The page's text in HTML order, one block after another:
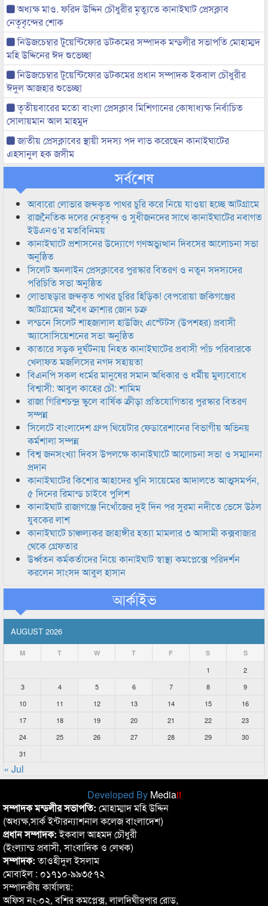
অধ্যক্ষ মাও. ফরিদ উদ্দিন চৌধুরীর মৃত্যুতে কানাইঘাট প্রেসক্লাব
নেতৃবৃন্দের শোক
নিউজচেম্বার টুয়েন্টিফোর ডটকমের সম্পাদক মন্ডলীর সভাপতি মোহাম্মদ
মহি উদ্দিনের ঈদ শুভেচ্ছা
নিউজচেম্বার টুয়েন্টিফোর ডটকমের প্রধান সম্পাদক ইকবাল চৌধুরীর
ঈদুল আজহার শুভেচ্ছা
তৃতীয়বারের মতো বাংলা প্রেসক্লাব মিশিগানের কোষাধ্যক্ষ নির্বাচিত
সোলায়মান আল মাহমুদ
জাতীয় প্রেসক্লাবের স্থায়ী সদস্য পদ লাভ করেছেন কানাইঘাটের
এহসানুল হক জসীম
সর্বশেষ
আবারো লোভার জব্দকৃত পাথর চুরি করে নিয়ে যাওয়া হচ্ছে আটগ্রামে
রাজনৈতিক দলের নেতৃবৃন্দ ও সুধীজনদের সাথে কানাইঘাটের নবাগত
ইউএনও’র মতবিনিময়
কানাইঘাটে প্রশাসনের উদ্যোগে গণঅভ্যুত্থান দিবসের আলোচনা সভা
অনুষ্ঠিত
সিলেট অনলাইন প্রেসক্লাবের পুরস্কার বিতরণ ও নতুন সদস্যদের
পরিচিতি সভা অনুষ্ঠিত
লোভাছড়ার জব্দকৃত পাথর চুরির হিড়িক! বেপরোয়া জকিগঞ্জের
আটগ্রামের অবৈধ ক্রাশার জোন চক্র
লন্ডনে সিলেট শাহজালাল হাউজিং এস্টেটস (উপশহর) প্রবাসী
অ্যাসোসিয়েশনের সভা অনুষ্ঠিত
কাতারে সড়ক দুর্ঘটনায় নিহত কানাইঘাটের প্রবাসী পাঁচ পরিবারকে
খেলাফত মজলিসের নগদ সহায়তা
বিএনপি সকল ধর্মের মানুষের সমান অধিকার ও ধর্মীয় মুল্যবোধে
বিশ্বাসী: আবুল কাহের চৌ: শামিম
রাজা গিরিশচন্দ্র স্কুলে বার্ষিক ক্রীড়া প্রতিযোগিতার পুরস্কার বিতরণ
সম্পন্ন
সিলেটে বাংলাদেশ গ্রুপ থিয়েটার ফেডারেশানের বিভাগীয় অভিনয়
কর্মশালা সম্পন্ন
বিশ্ব জনসংখ্যা দিবস উপলক্ষে কানাইঘাটে আলোচনা সভা ও সম্মাননা
প্রদান
কানাইঘাটের কিশোর আহাদের খুনি সায়েমের আদালতে আত্মসমর্পন,
৫ দিনের রিমান্ড চাইবে পুলিশ
কানাইঘাট রাজাগঞ্জে নিখোঁজের দুই দিন পর সুরমা নদীতে ভেসে উঠল
যুবকের লাশ
কানাইঘাটে চাঞ্চল্যকর জাহাঙ্গীর হত্যা মামলার ৩ আসামী কক্সবাজার
থেকে গ্রেফতার
উর্ধ্বতন কর্মকর্তাদের নিয়ে কানাইঘাট স্বাস্থ্য কমপ্লেক্সে পরিদর্শন
করলেন সাংসদ আবুল হাসান
আর্কাইভ
AUGUST 2026
M T W T F S S
1
2
3
4 5 6 7 8
9
10
11 12 13 14 15
16
17
18 19 20 21 22
23
24
25 26 27 28 29
30
31
« Jul
Developed By Mediait
সম্পাদক মন্ডলীর সভাপতি: মোহাম্মাদ মহি উদ্দিন
(অধ্যক্ষ,সার্ক ইন্টারন্যাশনাল কলেজ বাংলাদেশ)
প্রধান সম্পাদক:ইকবাল আহমদ চৌধুরী
(ইংল্যান্ড প্রবাসী, সাংবাদিক ও লেখক)
সম্পাদক:তাওহীদুল ইসলাম
মোবাইল : ০১৭১০-৯৯৩৫৭২
সম্পাদকীয় কার্যালয়:
অফিস নং-০২, বশির কমপ্লেক্স, লালদিঘীরপার রোড,